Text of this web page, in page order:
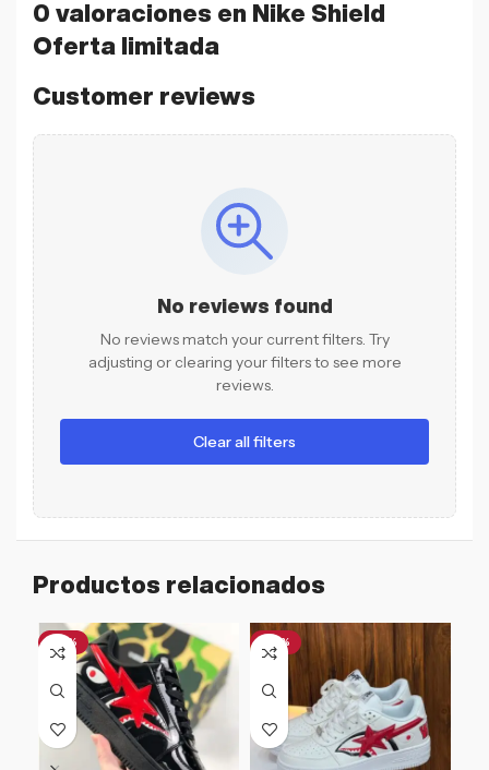
0 valoraciones en Nike Shield
Oferta limitada
Customer reviews
No reviews found
No reviews match your current filters. Try
adjusting or clearing your filters to see more
reviews.
Clear all filters
Productos relacionados
-61% -47%